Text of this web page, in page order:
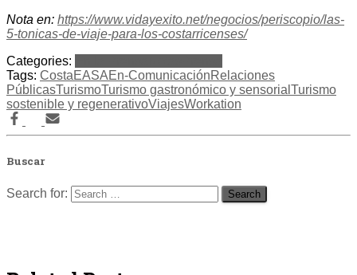
Nota en: https://www.vidayexito.net/negocios/periscopio/las-
5-tonicas-de-viaje-para-los-costarricenses/
Categories:
Tags: CostaEASAEn-ComunicaciónRelaciones
PúblicasTurismoTurismo gastronómico y sensorial Turismo
sostenible y regenerativoViajesWorkation
Buscar
Search for: